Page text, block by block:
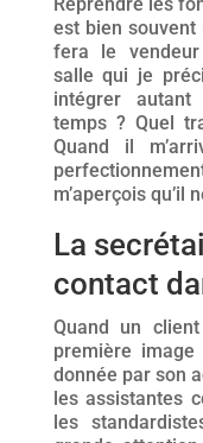
est bien souvent
fera le
salle qui je
intégrer
temps ? Quel
Quand il
m’aperçois qu’il
La
contact
Quand un
première image
donnée par son
les assistantes
les